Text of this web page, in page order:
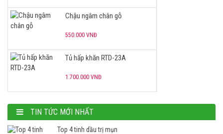
Chậu ngâm chân gỗ
550.000 VNĐ
Tủ hấp khăn RTD-23A
1.700.000 VNĐ
1.700.000 VNĐ
TIN TỨC MỚI NHẤT
Top 4 tinh dầu trị mụn